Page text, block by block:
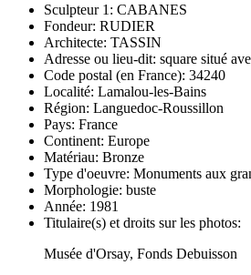
Sculpteur 1: CABANES
Fondeur: RUDIER
Architecte: TASSIN
Adresse ou lieu-dit: square situé
Code postal (en France): 34240
Localité: Lamalou-les-Bains
Région: Languedoc-Roussillon
Pays: France
Continent: Europe
Matériau: Bronze
Type d'oeuvre: Monuments aux
Morphologie: buste
Année: 1981
Titulaire(s) et droits sur les photos:
Musée d'Orsay, Fonds Debuisson